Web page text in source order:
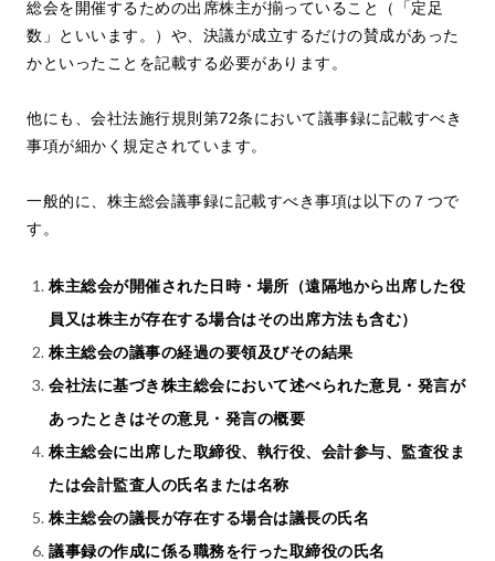
総会を開催するための出席株主が揃っていること（「定足
数」といいます。）や、決議が成立するだけの賛成があった
かといったことを記載する必要があります。
他にも、会社法施行規則第72条において議事録に記載すべき
事項が細かく規定されています。
一般的に、株主総会議事録に記載すべき事項は以下の７つで
す。
株主総会が開催された日時・場所（遠隔地から出席した役
員又は株主が存在する場合はその出席方法も含む）
株主総会の議事の経過の要領及びその結果
会社法に基づき株主総会において述べられた意見・発言が
あったときはその意見・発言の概要
株主総会に出席した取締役、執行役、会計参与、監査役ま
たは会計監査人の氏名または名称
株主総会の議長が存在する場合は議長の氏名
議事録の作成に係る職務を行った取締役の氏名